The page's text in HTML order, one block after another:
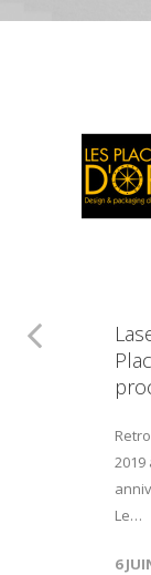
2019
Le…
6